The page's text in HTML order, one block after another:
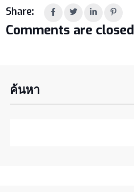
Share:
Comments are closed
ค้นหา